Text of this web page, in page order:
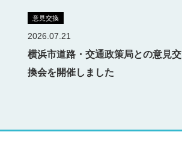
意見交換
2026.07.21
横浜市道路・交通政策局との意見交
換会を開催しました